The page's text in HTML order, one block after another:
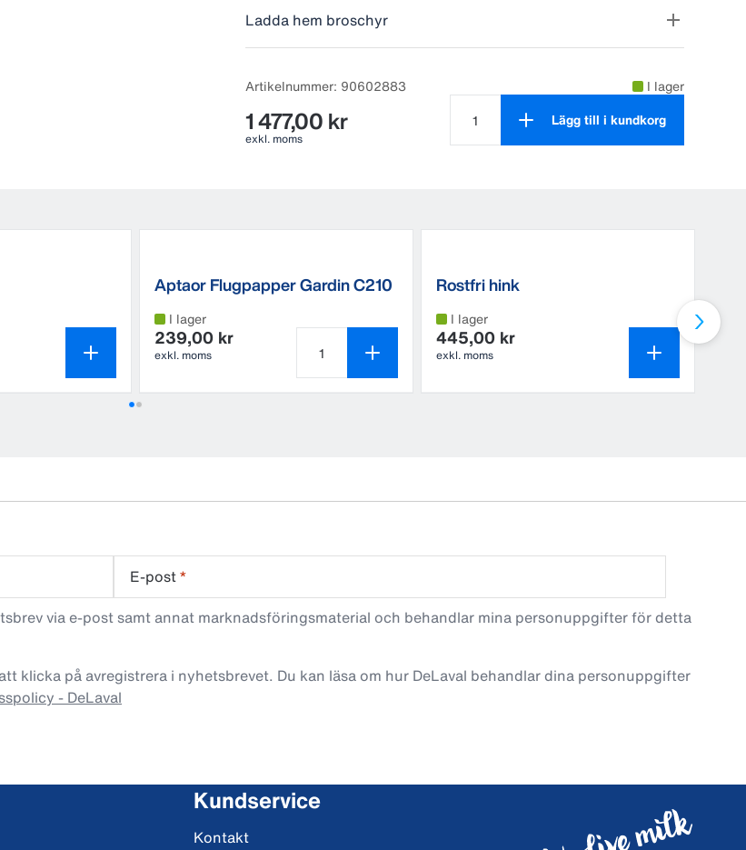
Ladda hem broschyr
Artikelnummer: 90602883 I lager
1 477,00 kr
exkl. moms
Lägg till i kundkorg
Aptaor Flugpapper Gardin C210
I lager
239,00 kr
exkl. moms
Antal produkter är 1
Rostfri hink
I lager
445,00 kr
exkl. moms
E-post*
via e-post samt annat marknadsföringsmaterial och behandlar mina personuppgifter för detta
klicka på avregistrera i nyhetsbrevet. Du kan läsa om hur DeLaval behandlar dina personuppgifter
- DeLaval
Kundservice
Kontakt